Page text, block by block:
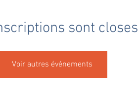
sont closes
Voir autres événements